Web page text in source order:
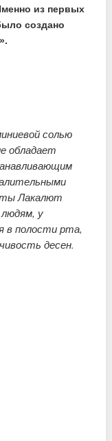
из первых
создано
солью
обладает
Лакалют
людям, у
в полости рта,
десен.